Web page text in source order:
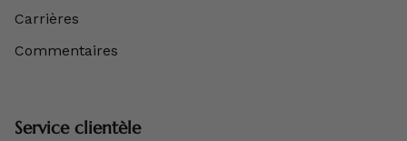
Carrières
Commentaires
Service clientèle